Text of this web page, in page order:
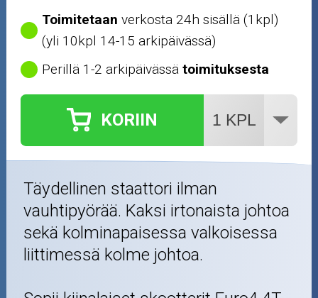
Renkaat ja vanteet
Öljyt ja kemikaalit
Outlet-tuotteet
Toimitetaan verkosta 24h sisällä (1kpl)
(yli 10kpl 14-15 arkipäivässä)
Perillä 1-2 arkipäivässätoimituksesta
KORIIN
Täydellinen staattori ilman
vauhtipyörää. Kaksi irtonaista johtoa
sekä kolminapaisessa valkoisessa
liittimessä kolme johtoa.